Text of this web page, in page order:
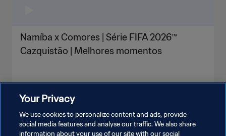
Namíba x Comores | Série FIFA 2026™
Cazquistão | Melhores momentos
Your Privacy
We use cookies to personalize content and ads, provide
social media features and analyse our traffic. We also share
information about your use of our site with our social